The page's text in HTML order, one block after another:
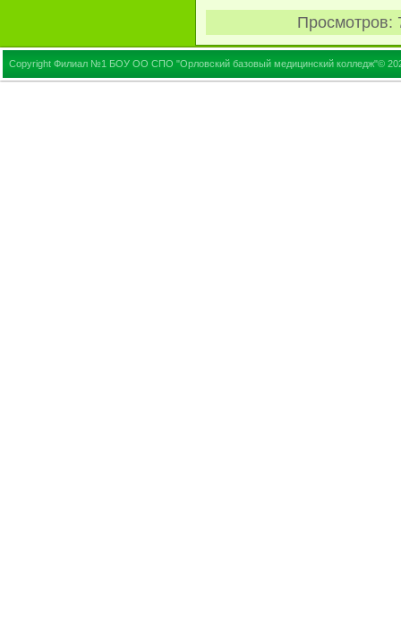
Просмотров:
Copyright Филиал №1 БОУ ОО СПО "Орловский базовый медицинский колледж"©